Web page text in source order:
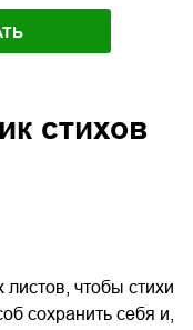
стихов
чтобы стихи
сохранить себя и,